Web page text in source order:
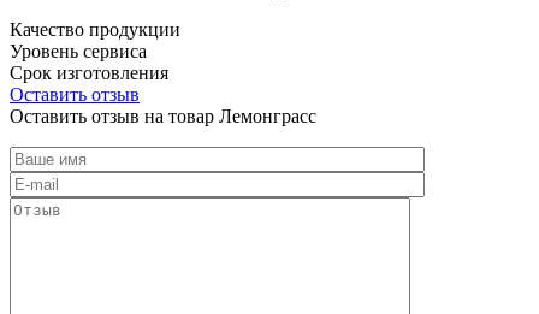
Качество продукции
Уровень сервиса
Срок изготовления
Оставить отзыв
Оставить отзыв на товар Лемонграсс